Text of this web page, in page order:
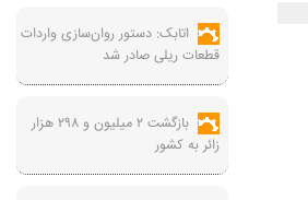
اتابک: دستور روان‌سازی واردات
قطعات ریلی صادر شد
بازگشت ۲ میلیون و ۲۹۸ هزار
زائر به کشور